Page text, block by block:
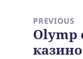
navigationPREVIOUS
Previous
post:
Olymp
казино